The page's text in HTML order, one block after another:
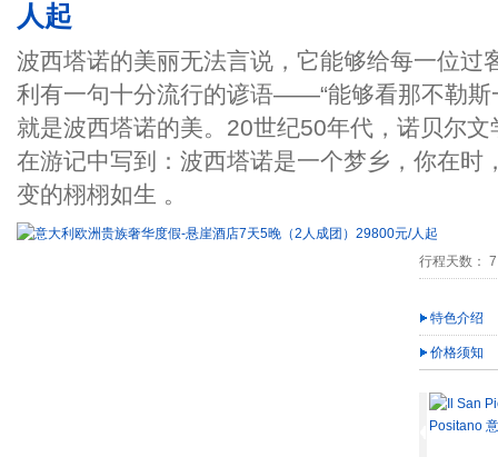
人起
波西塔诺的美丽无法言说，它能够给每一位过
利有一句十分流行的谚语——“能够看那不勒
就是波西塔诺的美。20世纪50年代，诺贝尔
在游记中写到：波西塔诺是一个梦乡，你在时
变的栩栩如生 。
行程天数：
特色介绍
价格须知